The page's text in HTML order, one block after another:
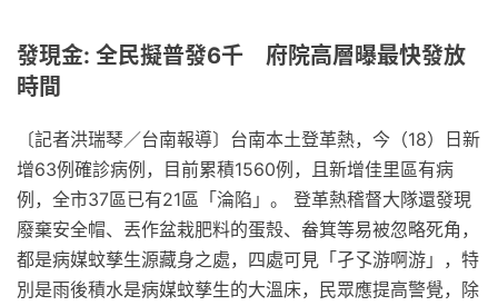
發現金: 全民擬普發6千 府院高層曝最快發放
時間
〔記者洪瑞琴／台南報導〕台南本土登革熱，今（18）日新
增63例確診病例，目前累積1560例，且新增佳里區有病
例，全市37區已有21區「淪陷」。 登革熱稽督大隊還發現
廢棄安全帽、丟作盆栽肥料的蛋殼、畚箕等易被忽略死角，
都是病媒蚊孳生源藏身之處，四處可見「孑孓游啊游」，特
別是雨後積水是病媒蚊孳生的大溫床，民眾應提高警覺，除